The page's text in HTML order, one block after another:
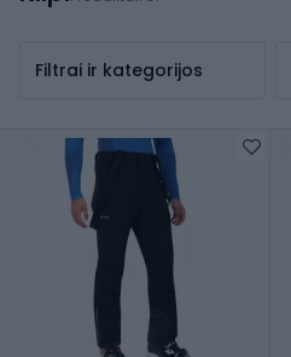
Filtrai ir kategorijos